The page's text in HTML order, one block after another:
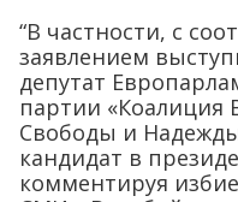
“В частности, с
заявлением
депутат
партии «Коалиция
Свободы и
кандидат в
комментируя